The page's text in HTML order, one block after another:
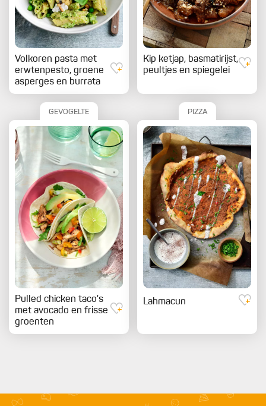
Volkoren pasta met
erwtenpesto, groene
asperges en burrata
Kip ketjap, basmatirijst,
peultjes en spiegelei
GEVOGELTE
Pulled chicken taco's
met avocado en frisse
groenten
PIZZA
Lahmacun